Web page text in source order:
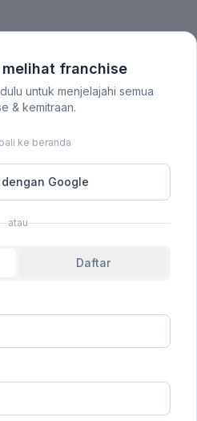
melihat franchise
untuk menjelajahi semua
& kemitraan.
ke beranda
Google
atau
Daftar
For
Our Event
Merchant
Press Release